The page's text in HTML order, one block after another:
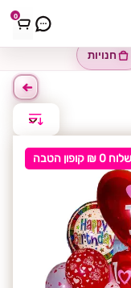
0
חנויות
₪ קופון הטבה